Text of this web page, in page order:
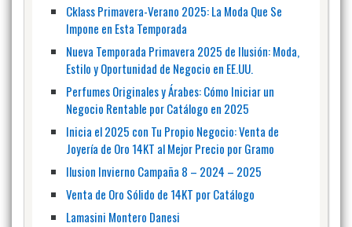
Cklass Primavera-Verano 2025: La Moda Que Se
Impone en Esta Temporada
Nueva Temporada Primavera 2025 de Ilusión: Moda,
Estilo y Oportunidad de Negocio en EE.UU.
Perfumes Originales y Árabes: Cómo Iniciar un
Negocio Rentable por Catálogo en 2025
Inicia el 2025 con Tu Propio Negocio: Venta de
Joyería de Oro 14KT al Mejor Precio por Gramo
Ilusion Invierno Campaña 8 – 2024 – 2025
Venta de Oro Sólido de 14KT por Catálogo
Lamasini Montero Danesi